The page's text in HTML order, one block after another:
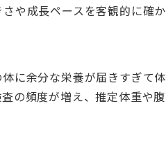
や成長ペースを客観的に確
に余分な栄養が届きすぎて
の頻度が増え、推定体重や